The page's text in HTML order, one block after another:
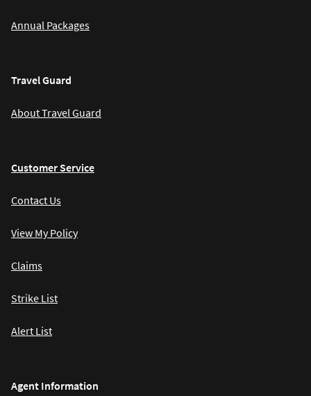
Annual Packages
Travel Guard
About Travel Guard
Customer Service
Contact Us
View My Policy
Claims
Strike List
Alert List
Agent Information